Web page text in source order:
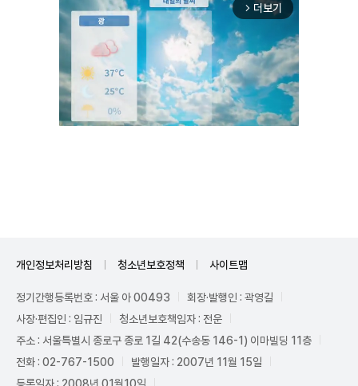
arrow_forward_ios 더보기
개인정보처리방침 청소년보호정책 사이트맵
정기간행등록번호 : 서울 아 00493
회장·발행인 : 곽영길
사장·편집인 : 임규진
청소년보호책임자 : 전운
주소 : 서울특별시 종로구 종로 1길 42(수송동 146-1) 이마빌딩 11층
전화 : 02-767-1500
발행일자 : 2007년 11월 15일